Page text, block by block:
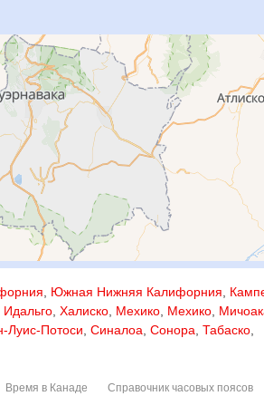
, Южная Нижняя Калифорния,
Идальго, Халиско, Мехико, Мехико,
Луис-Потоси, Синалоа, Сонора, Табаско,
Время в Канаде Справочник часовых поясов